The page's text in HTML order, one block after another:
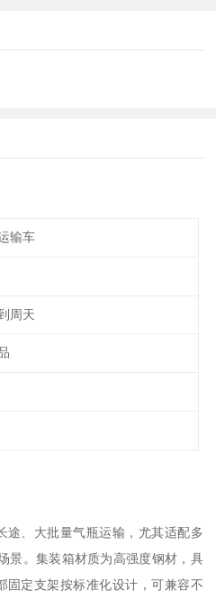
输车
周天
途、大批量气瓶运输，尤其适配多
景。集装箱材质为高强度钢材，具
固定支架按标准化设计，可兼容不